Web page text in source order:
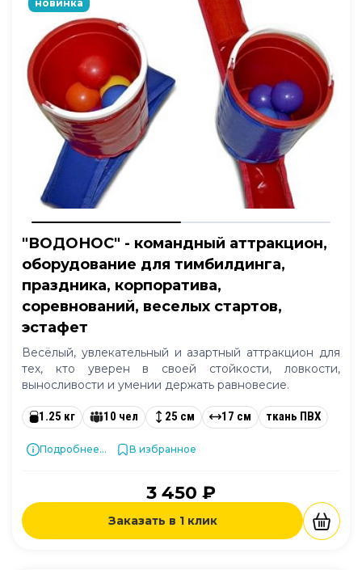
новинка
"ВОДОНОС" - командный аттракцион,
оборудование для тимбилдинга,
праздника, корпоратива,
соревнований, веселых стартов,
эстафет
Весёлый, увлекательный и азартный аттракцион для
тех, кто уверен в своей стойкости, ловкости,
выносливости и умении держать равновесие.
1.25 кг 10 чел 25 см 17 см ткань ПВХ
Подробнее... В избранное
3 450 ₽
Заказать в 1 клик